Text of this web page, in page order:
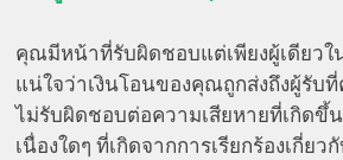
คุณมีหน้าที่รับผิดชอบแต่เพียงผู้เดียวใ
แน่ใจว่าเงินโอนของคุณถูกส่งถึงผู้รับที่
ไม่รับผิดชอบต่อความเสียหายที่เกิดขึ้
เนื่องใดๆ ที่เกิดจากการเรียกร้องเกี่ย